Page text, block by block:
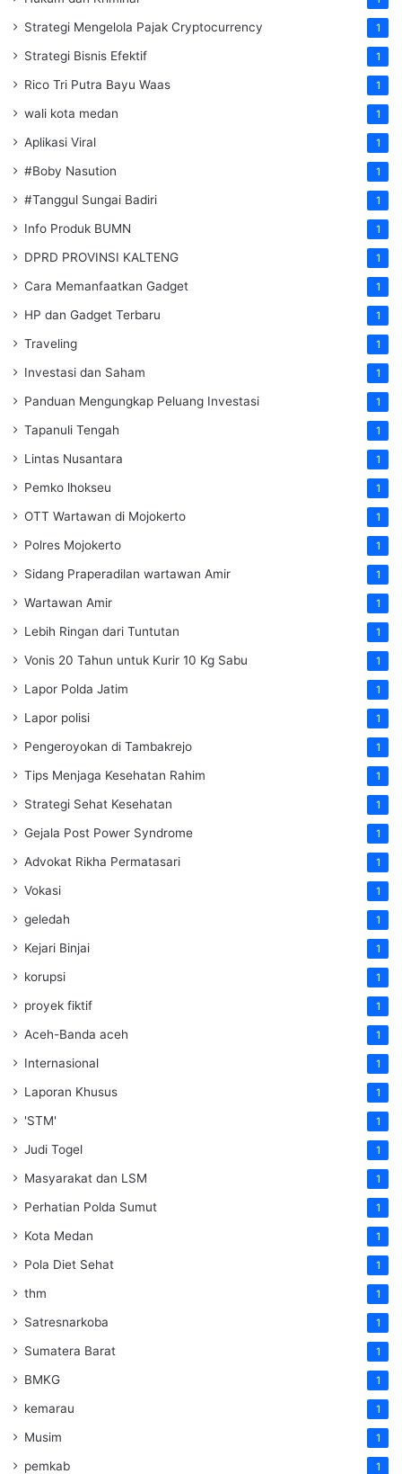
Strategi Mengelola Pajak Cryptocurrency 1
Strategi Bisnis Efektif 1
Rico Tri Putra Bayu Waas 1
wali kota medan 1
Aplikasi Viral 1
#Boby Nasution 1
#Tanggul Sungai Badiri 1
Info Produk BUMN 1
DPRD PROVINSI KALTENG 1
Cara Memanfaatkan Gadget 1
HP dan Gadget Terbaru 1
Traveling 1
Investasi dan Saham 1
Panduan Mengungkap Peluang Investasi 1
Tapanuli Tengah 1
Lintas Nusantara 1
Pemko lhokseu 1
OTT Wartawan di Mojokerto 1
Polres Mojokerto 1
Sidang Praperadilan wartawan Amir 1
Wartawan Amir 1
Lebih Ringan dari Tuntutan 1
Vonis 20 Tahun untuk Kurir 10 Kg Sabu 1
Lapor Polda Jatim 1
Lapor polisi 1
Pengeroyokan di Tambakrejo 1
Tips Menjaga Kesehatan Rahim 1
Strategi Sehat Kesehatan 1
Gejala Post Power Syndrome 1
Advokat Rikha Permatasari 1
Vokasi 1
geledah 1
Kejari Binjai 1
korupsi 1
proyek fiktif 1
Aceh-Banda aceh 1
Internasional 1
Laporan Khusus 1
'STM' 1
Judi Togel 1
Masyarakat dan LSM 1
Perhatian Polda Sumut 1
Kota Medan 1
Pola Diet Sehat 1
thm 1
Satresnarkoba 1
Sumatera Barat 1
BMKG 1
kemarau 1
Musim 1
pemkab 1